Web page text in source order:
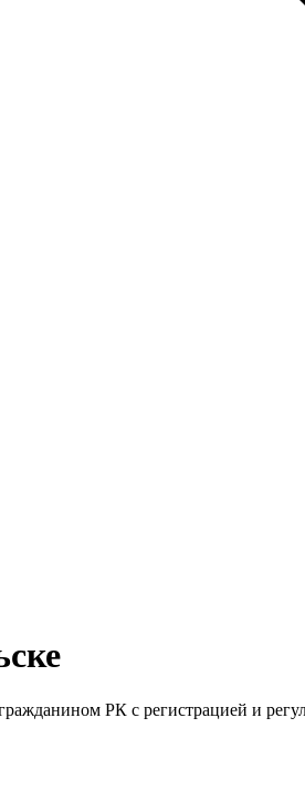
РК с регистрацией и